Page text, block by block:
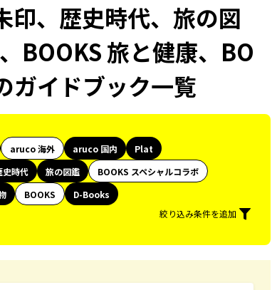
、歴史時代、旅の図
BOOKS 旅と健康、BO
ガイドブック一覧
aruco 海外 aruco 国内
Plat
史時代 旅の図鑑
BOOKS スペシャルコラボ
BOOKS
D-Books
絞り込み条件を追加